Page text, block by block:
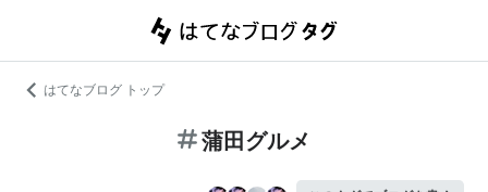
はてなブログ トップ
蒲田グルメ